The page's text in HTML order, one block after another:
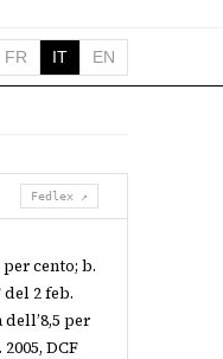
FR IT EN
Fedlex ↗
cento; b.
del 2 feb.
dell’8,5 per
DCF